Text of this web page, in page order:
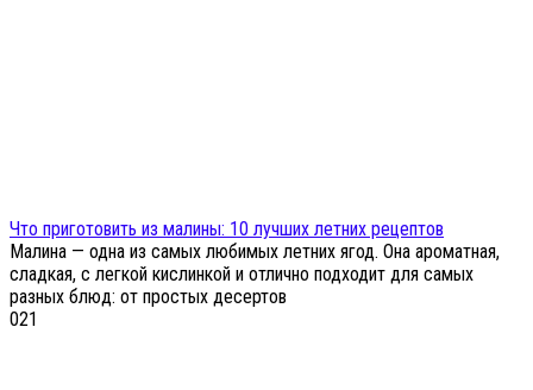
Что приготовить из малины: 10 лучших летних рецептов
Малина — одна из самых любимых летних ягод. Она ароматная,
сладкая, с легкой кислинкой и отлично подходит для самых
разных блюд: от простых десертов
021